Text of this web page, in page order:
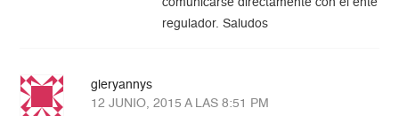
comunicarse directamente con el ente
regulador. Saludos
gleryannys
12 JUNIO, 2015 A LAS 8:51 PM